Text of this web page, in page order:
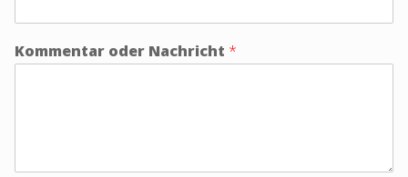
Kommentar oder Nachricht *